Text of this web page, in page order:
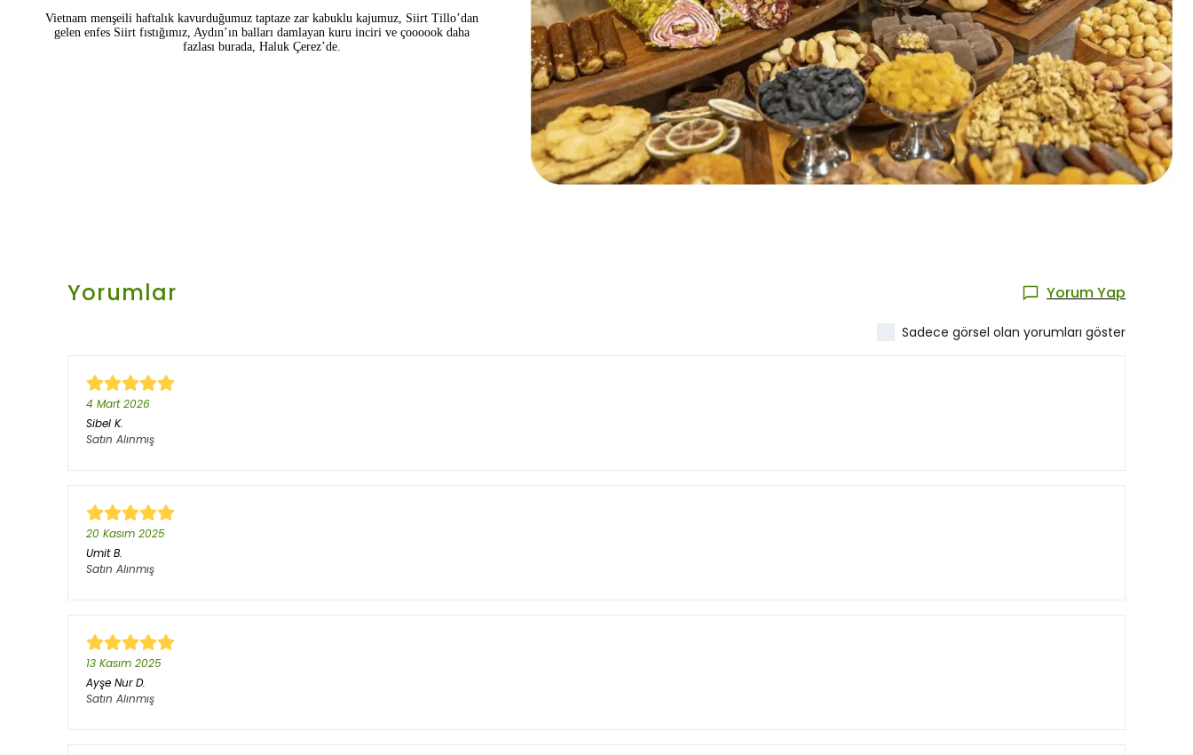
Vietnam menşeili haftalık kavurduğumuz taptaze zar kabuklu kajumuz, Siirt Tillo’dan
gelen enfes Siirt fıstığımız, Aydın’ın balları damlayan kuru inciri ve çoooook daha
fazlası burada, Haluk Çerez’de.
Yorumlar Yorum Yap
Sadece görsel olan yorumları göster
4 Mart 2026
Sibel K.
Satın Alınmış
20 Kasım 2025
Umit B.
Satın Alınmış
13 Kasım 2025
Ayşe NurD.
Satın Alınmış